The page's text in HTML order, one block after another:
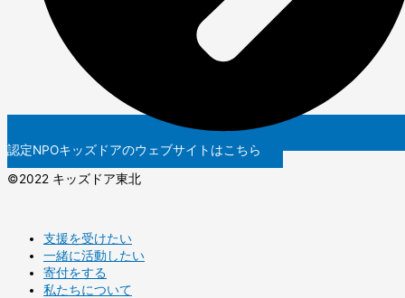
認定NPOキッズドアのウェブサイトはこちら
©️2022 キッズドア東北
支援を受けたい
一緒に活動したい
寄付をする
私たちについて